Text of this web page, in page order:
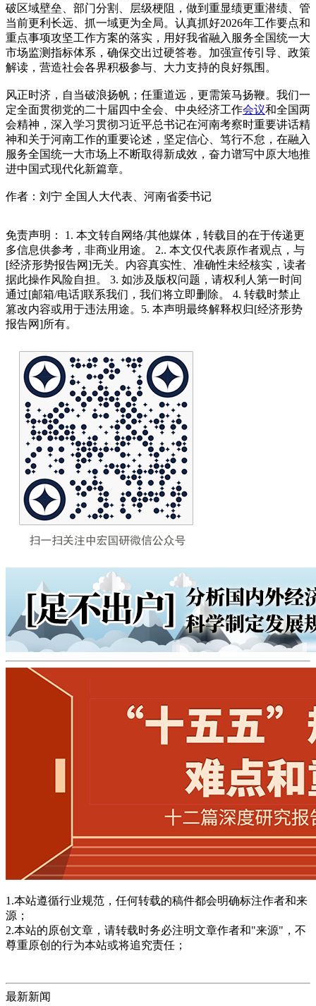
破区域壁垒、部门分割、层级梗阻，做到重显绩更重潜绩、管
当前更利长远、抓一域更为全局。认真抓好2026年工作要点和
重点事项攻坚工作方案的落实，用好我省融入服务全国统一大
市场监测指标体系，确保交出过硬答卷。加强宣传引导、政策
解读，营造社会各界积极参与、大力支持的良好氛围。
风正时济，自当破浪扬帆；任重道远，更需策马扬鞭。我们一
定全面贯彻党的二十届四中全会、中央经济工作会议和全国两
会精神，深入学习贯彻习近平总书记在河南考察时重要讲话精
神和关于河南工作的重要论述，坚定信心、笃行不怠，在融入
服务全国统一大市场上不断取得新成效，奋力谱写中原大地推
进中国式现代化新篇章。
作者：刘宁 全国人大代表、河南省委书记
免责声明： 1. 本文转自网络/其他媒体，转载目的在于传递更
多信息供参考，非商业用途。 2.. 本文仅代表原作者观点，与
[经济形势报告网]无关。内容真实性、准确性未经核实，读者
据此操作风险自担。 3. 如涉及版权问题，请权利人第一时间
通过[邮箱/电话]联系我们，我们将立即删除。 4. 转载时禁止
篡改内容或用于违法用途。5. 本声明最终解释权归[经济形势
报告网]所有。
1.本站遵循行业规范，任何转载的稿件都会明确标注作者和来
源；
2.本站的原创文章，请转载时务必注明文章作者和"来源"，不
尊重原创的行为本站或将追究责任；
最新新闻